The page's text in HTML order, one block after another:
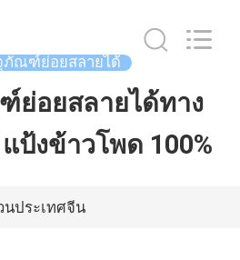
ภัณฑ์ย่อยสลายได้
ย่อยสลายได้ทาง
ป้งข้าวโพด 100%
นประเทศจีน